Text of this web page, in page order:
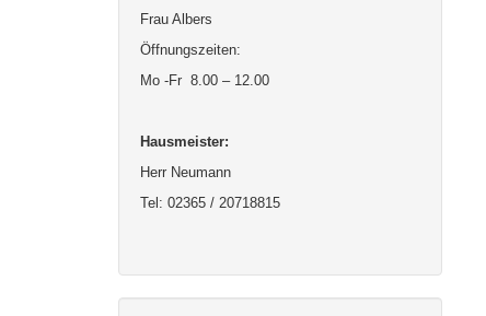
Frau Albers
Öffnungszeiten:
Mo -Fr 8.00 – 12.00
Hausmeister:
Herr Neumann
Tel: 02365 / 20718815